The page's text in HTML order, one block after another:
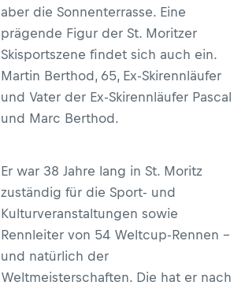
aber die Sonnenterrasse. Eine
prägende Figur der St. Moritzer
Skisportszene findet sich auch ein.
Martin Berthod, 65, Ex-Skirennläufer
und Vater der Ex-Skirennläufer Pascal
und Marc Berthod.
Er war 38 Jahre lang in St. Moritz
zuständig für die Sport- und
Kulturveranstaltungen sowie
Rennleiter von 54 Weltcup-Rennen –
und natürlich der
Weltmeisterschaften. Die hat er nach